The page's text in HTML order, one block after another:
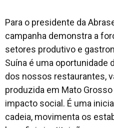
Para o presidente da
campanha demonstra a
setores produtivo e
Suína é uma oportunidade
dos nossos restaurantes,
produzida em Mato
impacto social. É uma
cadeia, movimenta os